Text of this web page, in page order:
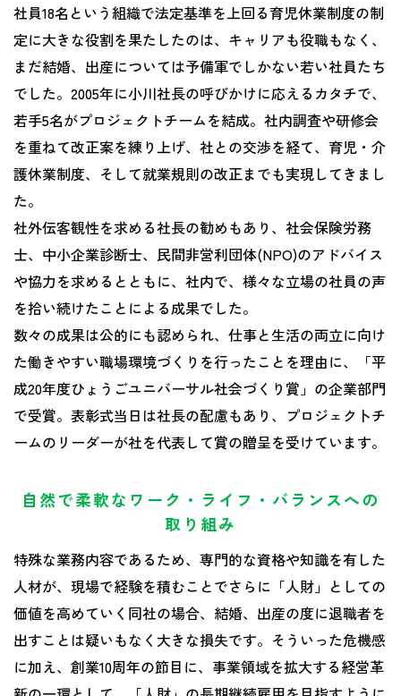
社員18名という組織で法定基準を上回る育児休業制度の制
定に大きな役割を果たしたのは、キャリアも役職もなく、
まだ結婚、出産については予備軍でしかない若い社員たち
でした。2005年に小川社長の呼びかけに応えるカタチで、
若手5名がプロジェクトチームを結成。社内調査や研修会
を重ねて改正案を練り上げ、社との交渉を経て、育児・介
護休業制度、そして就業規則の改正までも実現してきまし
た。
社外伝客観性を求める社長の勧めもあり、社会保険労務
士、中小企業診断士、民間非営利団体(NPO)のアドバイス
や協力を求めるとともに、社内で、様々な立場の社員の声
を拾い続けたことによる成果でした。
数々の成果は公的にも認められ、仕事と生活の両立に向け
た働きやすい職場環境づくりを行ったことを理由に、「平
成20年度ひょうごユニバーサル社会づくり賞」の企業部門
で受賞。表彰式当日は社長の配慮もあり、プロジェク卜チ
ームのリーダーが社を代表して賞の贈呈を受けています。
自然で柔軟なワーク・ライフ・バランスへの
取り組み
特殊な業務内容であるため、専門的な資格や知識を有した
人材が、現場で経験を積むことでさらに「人財」としての
価値を高めていく同社の場合、結婚、出産の度に退職者を
出すことは疑いもなく大きな損失です。そういった危機感
に加え、創業10周年の節目に、事業領域を拡大する経営革